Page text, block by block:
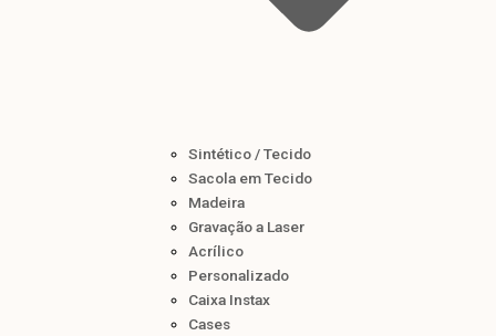
Sintético / Tecido
Sacola em Tecido
Madeira
Gravação a Laser
Acrílico
Personalizado
Caixa Instax
Cases